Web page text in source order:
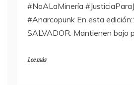
#NoALaMinería
#Anarcopunk En esta
SALVADOR. Mantienen bajo
Lee más